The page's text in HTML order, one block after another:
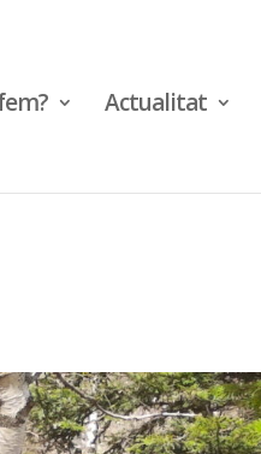
Actualitat